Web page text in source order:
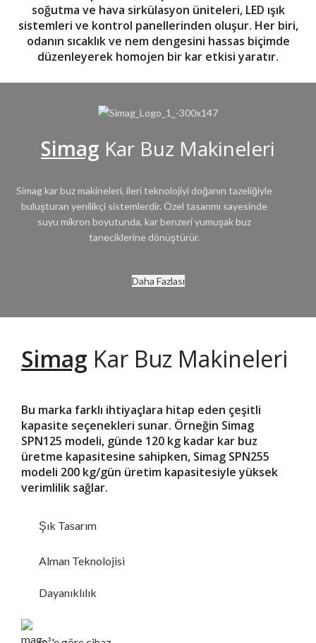
soğutma ve hava sirkülasyon üniteleri, LED ışık
sistemleri ve kontrol panellerinden oluşur. Her biri,
odanın sıcaklık ve nem dengesini hassas biçimde
düzenleyerek homojen bir kar etkisi yaratır.
Simag Kar Buz Makineleri
Simag kar buz makineleri, ileri teknolojiyi doğanın tazeliğiyle
buluşturan yenilikçi sistemlerdir. Özel tasarımı sayesinde
suyu mikron boyutunda, kar benzeri yumuşak buz
taneciklerine dönüştürür.
Daha Fazlası
Simag Kar Buz Makineleri
Bu marka farklı ihtiyaçlara hitap eden çeşitli
kapasite seçenekleri sunar. Örneğin Simag
SPN125 modeli, günde 120 kg kadar kar buz
üretme kapasitesine sahipken, Simag SPN255
modeli 200 kg/gün üretim kapasitesiyle yüksek
verimlilik sağlar.
Şık Tasarım
Alman Teknolojisi
Dayanıklılık